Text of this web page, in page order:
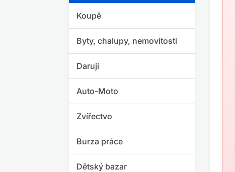
Koupě
Byty, chalupy, nemovitosti
Daruji
Auto-Moto
Zvířectvo
Burza práce
Dětský bazar